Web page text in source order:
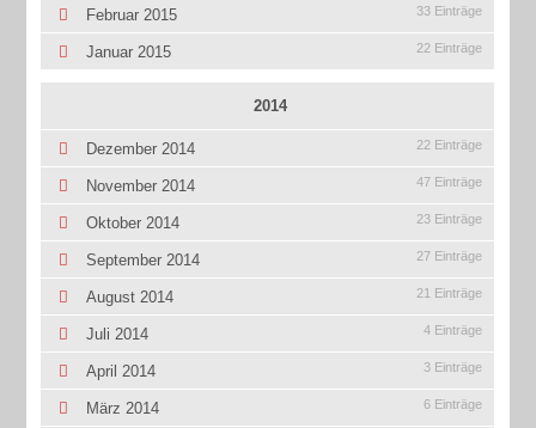
Februar 2015 33 Einträge
Januar 2015 22 Einträge
2014
Dezember 2014 22 Einträge
November 2014 47 Einträge
Oktober 2014 23 Einträge
September 2014 27 Einträge
August 2014 21 Einträge
Juli 2014 4 Einträge
April 2014 3 Einträge
März 2014 6 Einträge